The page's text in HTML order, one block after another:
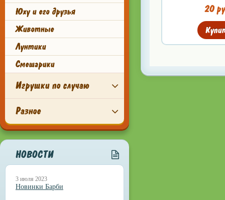
Юху и его друзья
Животные
Лунтики
Смешарики
Игрушки по случаю
Разное
НОВОСТИ
3 июля 2023
Новинки Барби
20